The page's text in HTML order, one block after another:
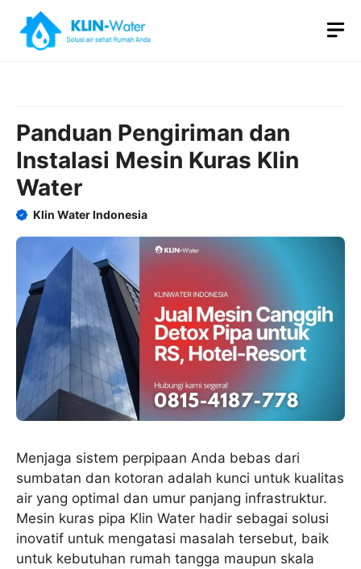
content
Panduan Pengiriman dan
Instalasi Mesin Kuras Klin
Water
Klin Water Indonesia
Menjaga sistem perpipaan Anda bebas dari
sumbatan dan kotoran adalah kunci untuk kualitas
air yang optimal dan umur panjang infrastruktur.
Mesin kuras pipa Klin Water hadir sebagai solusi
inovatif untuk mengatasi masalah tersebut, baik
untuk kebutuhan rumah tangga maupun skala